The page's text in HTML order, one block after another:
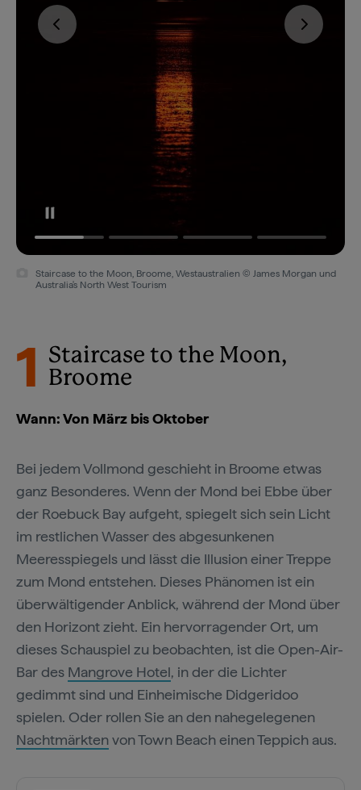
Staircase to the Moon, Broome, Westaustralien © James Morgan und
Australia's North West Tourism
1
Staircase to the Moon,
Broome
Wann: Von März bis Oktober
Bei jedem Vollmond geschieht in Broome etwas
ganz Besonderes. Wenn der Mond bei Ebbe über
der Roebuck Bay aufgeht, spiegelt sich sein Licht
im restlichen Wasser des abgesunkenen
Meeresspiegels und lässt die Illusion einer Treppe
zum Mond entstehen. Dieses Phänomen ist ein
überwältigender Anblick, während der Mond über
den Horizont zieht. Ein hervorragender Ort, um
dieses Schauspiel zu beobachten, ist die Open-Air-
Bar des Mangrove Hotel, in der die Lichter
gedimmt sind und Einheimische Didgeridoo
spielen. Oder rollen Sie an den nahegelegenen
Nachtmärktenvon Town Beach einen Teppich aus.